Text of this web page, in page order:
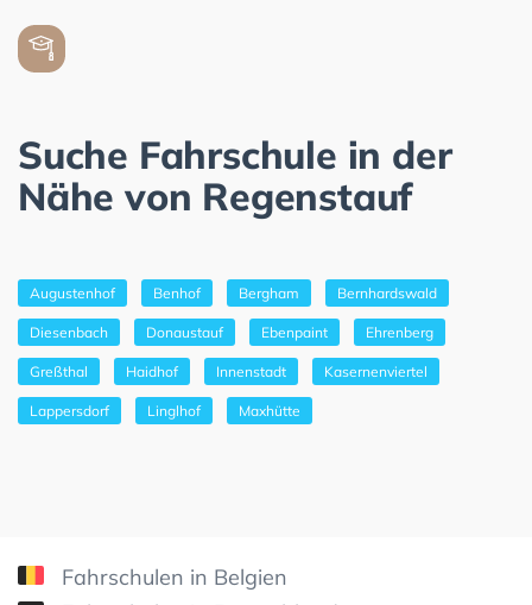
Suche Fahrschule in der
Nähe von Regenstauf
Augustenhof Benhof Bergham Bernhardswald
Diesenbach Donaustauf Ebenpaint Ehrenberg
Greßthal Haidhof Innenstadt Kasernenviertel
Lappersdorf Linglhof Maxhütte
Fahrschulen in Belgien